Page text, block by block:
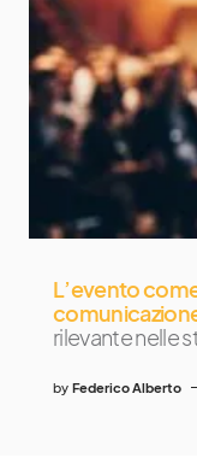
L’evento
rilevante nelle
by Federico Alberto